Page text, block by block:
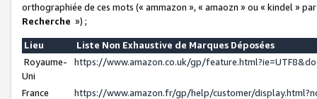
orthographiée de ces mots (« ammazon », « amaozn » ou « kindel »
Recherche ») ;
Lieu
Liste Non Exhaustive de Marques Déposées
Royaume-
Uni
https://www.amazon.co.uk/gp/
France
https://www.amazon.fr/gp/help/customer/